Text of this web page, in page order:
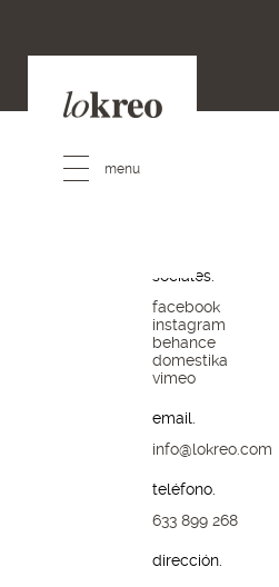
sociales.
facebook
instagram
behance
domestika
vimeo
email.
info@lokreo.com
teléfono.
633 899 268
dirección.